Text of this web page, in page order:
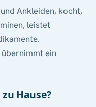
Ankleiden, kocht,
leistet
ein
Hause?